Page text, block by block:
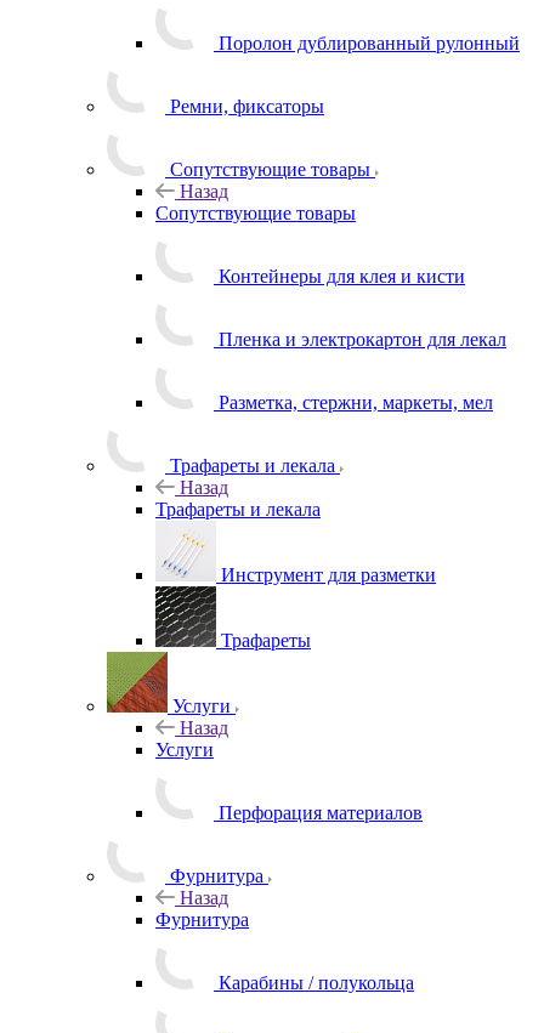
Поролон дублированный рулонный
Ремни, фиксаторы
Сопутствующие товары
Назад
Сопутствующие товары
Контейнеры для клея и кисти
Пленка и электрокартон для лекал
Разметка, стержни, маркеты, мел
Трафареты и лекала
Назад
Трафареты и лекала
Инструмент для разметки
Трафареты
Услуги
Назад
Услуги
Перфорация материалов
Фурнитура
Назад
Фурнитура
Карабины / полукольца